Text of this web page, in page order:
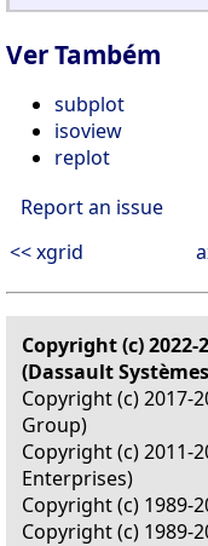
Ver Também
subplot
isoview
replot
Report an issue
<< xgrid
Copyright (c) 2022-
(Dassault
Copyright (c) 2017-
Group)
Copyright (c) 2011-
Enterprises)
Copyright (c) 1989-
Copyright (c) 1989-